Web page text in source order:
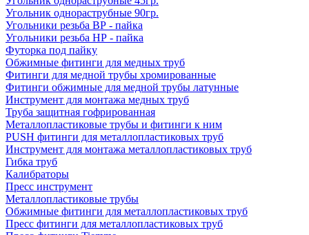
Угольник однораструбные 90гр.
Угольники резьба ВР - пайка
Угольники резьба НР - пайка
Футорка под пайку
Обжимные фитинги для медных труб
Фитинги для медной трубы хромированные
Фитинги обжимные для медной трубы латунные
Инструмент для монтажа медных труб
Труба защитная гофрированная
Металлопластиковые трубы и фитинги к ним
PUSH фитинги для металлопластиковых труб
Инструмент для монтажа металлопластиковых труб
Гибка труб
Калибраторы
Пресс инструмент
Металлопластиковые трубы
Обжимные фитинги для металлопластиковых труб
Пресс фитинги для металлопластиковых труб